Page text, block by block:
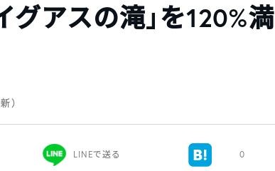
グアスの滝」を120%満
）
LINEで送る 0